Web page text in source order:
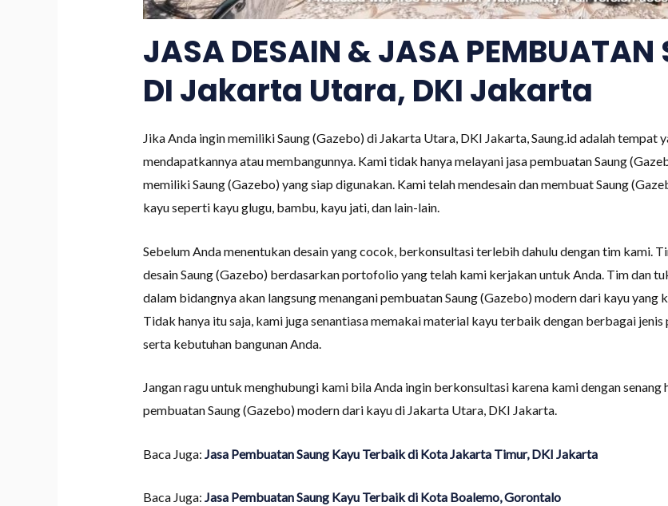
JASA DESAIN & JASA PEMBUATAN
DI Jakarta Utara, DKI Jakarta
Jika Anda ingin memiliki Saung (Gazebo) di Jakarta Utara, DKI Jakarta, Saung.id adalah tempat
mendapatkannya atau membangunnya. Kami tidak hanya melayani jasa pembuatan Saung
memiliki Saung (Gazebo) yang siap digunakan. Kami telah mendesain dan membuat Saung
kayu seperti kayu glugu, bambu, kayu jati, dan lain-lain.
Sebelum Anda menentukan desain yang cocok, berkonsultasi terlebih dahulu dengan tim kami.
desain Saung (Gazebo) berdasarkan portofolio yang telah kami kerjakan untuk Anda. Tim dan
dalam bidangnya akan langsung menangani pembuatan Saung (Gazebo) modern dari kayu
Tidak hanya itu saja, kami juga senantiasa memakai material kayu terbaik dengan berbagai
serta kebutuhan bangunan Anda.
Jangan ragu untuk menghubungi kami bila Anda ingin berkonsultasi karena kami dengan
pembuatan Saung (Gazebo) modern dari kayu di Jakarta Utara, DKI Jakarta.
Baca Juga: Jasa Pembuatan Saung Kayu Terbaik di Kota Jakarta Timur, DKI Jakarta
Baca Juga: Jasa Pembuatan Saung Kayu Terbaik di Kota Boalemo, Gorontalo